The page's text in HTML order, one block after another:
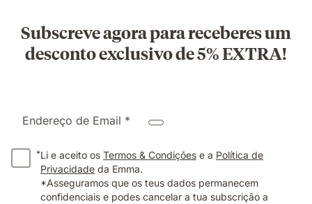
Subscreve agora para receberes um
desconto exclusivo de 5% EXTRA!
Endereço de Email *
*Li e aceito os Termos & Condições e a Política de
Privacidade da Emma.
*Asseguramos que os teus dados permanecem
confidenciais e podes cancelar a tua subscrição a